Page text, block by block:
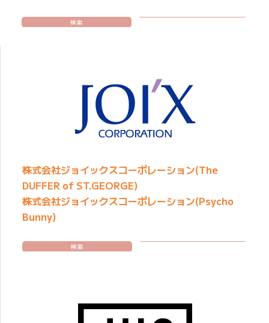
検索
株式会社ジョイックスコーポレーション(The
DUFFER of ST.GEORGE)
株式会社ジョイックスコーポレーション(Psycho
Bunny)
検索